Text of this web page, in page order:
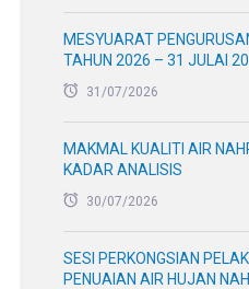
MESYUARAT
TAHUN 2026 – 31 JULAI
31/07/2026
MAKMAL KUALITI AIR
KADAR ANALISIS
30/07/2026
SESI PERKONGSIAN
PENUAIAN AIR HUJAN